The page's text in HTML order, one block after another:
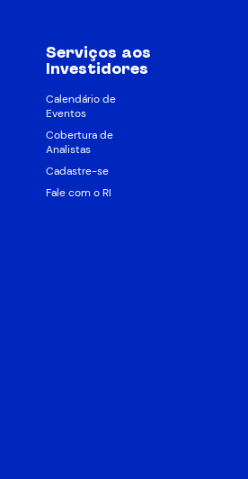
Serviços aos
Investidores
Calendário de
Eventos
Cobertura de
Analistas
Cadastre-se
Fale com o RI